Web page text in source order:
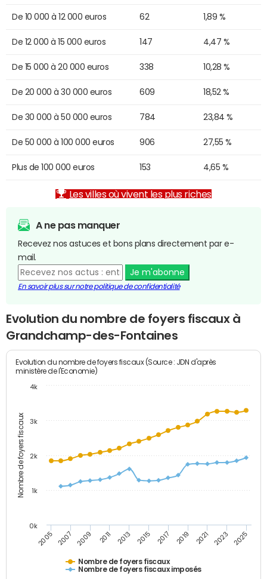
De 10 000 à 12 000 euros 62 1,89 %
De 12 000 à 15 000 euros 147 4,47 %
De 15 000 à 20 000 euros 338 10,28 %
De 20 000 à 30 000 euros 609 18,52 %
De 30 000 à 50 000 euros 784 23,84 %
De 50 000 à 100 000 euros 906 27,55 %
Plus de 100 000 euros 153 4,65 %
Les villes où vivent les plus riches
A ne pas manquer
Recevez nos astuces et bons plans directement par e-
mail.
Je m'abonne
En savoir plus sur notre politique de confidentialité
Evolution du nombre de foyers fiscaux à
Grandchamp-des-Fontaines
Nombre de foyers fiscaux
Evolution du nombre de foyers fiscaux (Source : JDN d'après
ministère de l'Economie)
Nombre de foyers fiscaux
Nombre de foyers fiscaux imposés
2005 2007 2009 2011 2013 2015 2017 2019 2021 2023 2025
0k
1k
2k
3k
4k